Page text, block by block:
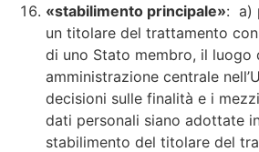
«stabilimento principale»: a)
un titolare del trattamento
di uno Stato membro, il luogo
amministrazione centrale
decisioni sulle finalità e i
dati personali siano adottate
stabilimento del titolare del